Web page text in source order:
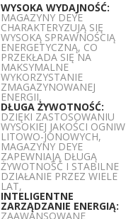
WYSOKA WYDAJNOŚĆ:
MAGAZYNY DEYE
CHARAKTERYZUJĄ SIĘ
WYSOKĄ SPRAWNOŚCIĄ
ENERGETYCZNĄ, CO
PRZEKŁADA SIĘ NA
MAKSYMALNE
WYKORZYSTANIE
ZMAGAZYNOWANEJ
ENERGII,
DŁUGA ŻYWOTNOŚĆ:
DZIĘKI ZASTOSOWANIU
WYSOKIEJ JAKOŚCI OGNIW
LITOWO-JONOWYCH,
MAGAZYNY DEYE
ZAPEWNIAJĄ DŁUGĄ
ŻYWOTNOŚĆ I STABILNE
DZIAŁANIE PRZEZ WIELE
LAT,
INTELIGENTNE
ZARZĄDZANIE ENERGIĄ:
ZAAWANSOWANE